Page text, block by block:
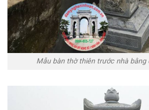
Mẫu bàn thờ thiên trước nhà bằng